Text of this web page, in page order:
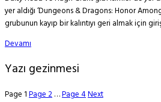
yer aldığı ‘Dungeons & Dragons: Honor
grubunun kayıp bir kalıntıyı geri almak için
Devamı
Yazı gezinmesi
Page 1Page2…Page4Next